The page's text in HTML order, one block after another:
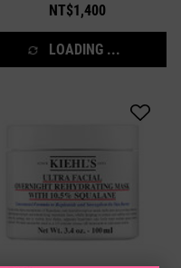
NT$1,400
LOADING ...